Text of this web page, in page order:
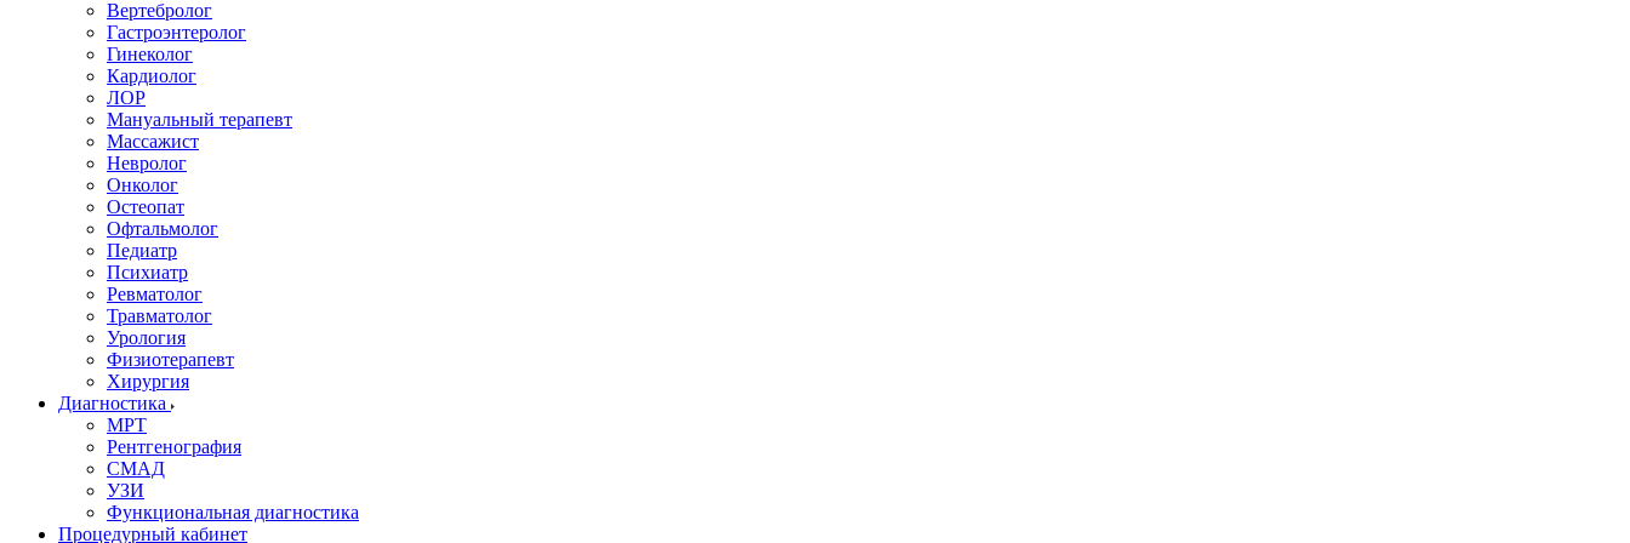
Вертебролог
Гастроэнтеролог
Гинеколог
Кардиолог
ЛОР
Мануальный терапевт
Массажист
Невролог
Онколог
Остеопат
Офтальмолог
Педиатр
Психиатр
Ревматолог
Травматолог
Урология
Физиотерапевт
Хирургия
Диагностика
МРТ
Рентгенография
СМАД
УЗИ
Функциональная диагностика
Процедурный кабинет